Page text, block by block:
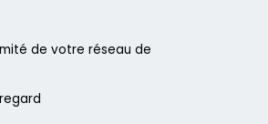
de votre réseau de